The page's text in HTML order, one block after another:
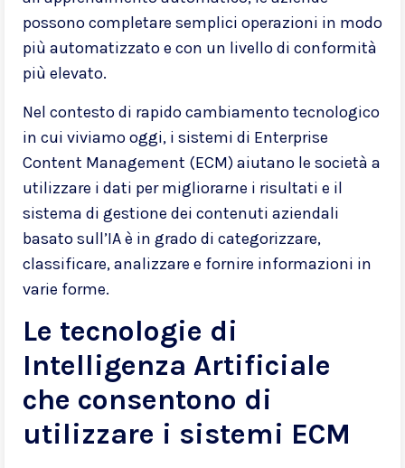
possono completare semplici operazioni in modo
più automatizzato e con un livello di conformità
più elevato.
Nel contesto di rapido cambiamento tecnologico
in cui viviamo oggi, i sistemi di Enterprise
Content Management (ECM) aiutano le società a
utilizzare i dati per migliorarne i risultati e il
sistema di gestione dei contenuti aziendali
basato sull’IA è in grado di categorizzare,
classificare, analizzare e fornire informazioni in
varie forme.
Le tecnologie di
Intelligenza Artificiale
che consentono di
utilizzare i sistemi ECM